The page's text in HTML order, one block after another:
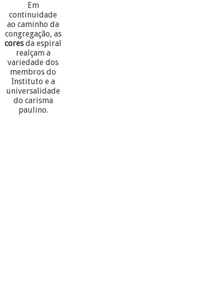
Em
continuidade
ao caminho da
congregação, as
coresda espiral
realçam a
variedade dos
membros do
Instituto e a
universalidade
do carisma
paulino.